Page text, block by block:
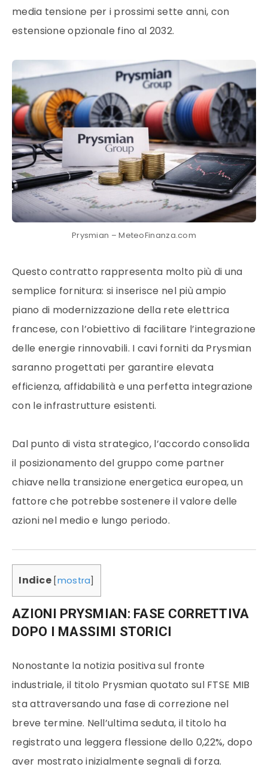
media tensione per i prossimi sette anni, con
estensione opzionale fino al 2032.
Prysmian – MeteoFinanza.com
Questo contratto rappresenta molto più di una
semplice fornitura: si inserisce nel più ampio
piano di modernizzazione della rete elettrica
francese, con l’obiettivo di facilitare l’integrazione
delle energie rinnovabili. I cavi forniti da Prysmian
saranno progettati per garantire elevata
efficienza, affidabilità e una perfetta integrazione
con le infrastrutture esistenti.
Dal punto di vista strategico, l’accordo consolida
il posizionamento del gruppo come partner
chiave nella transizione energetica europea, un
fattore che potrebbe sostenere il valore delle
azioni nel medio e lungo periodo.
Indice [mostra
AZIONI PRYSMIAN: FASE CORRETTIVA
DOPO I MASSIMI STORICI
Nonostante la notizia positiva sul fronte
industriale, il titolo Prysmian quotato sul FTSE MIB
sta attraversando una fase di correzione nel
breve termine. Nell’ultima seduta, il titolo ha
registrato una leggera flessione dello 0,22%, dopo
aver mostrato inizialmente segnali di forza.